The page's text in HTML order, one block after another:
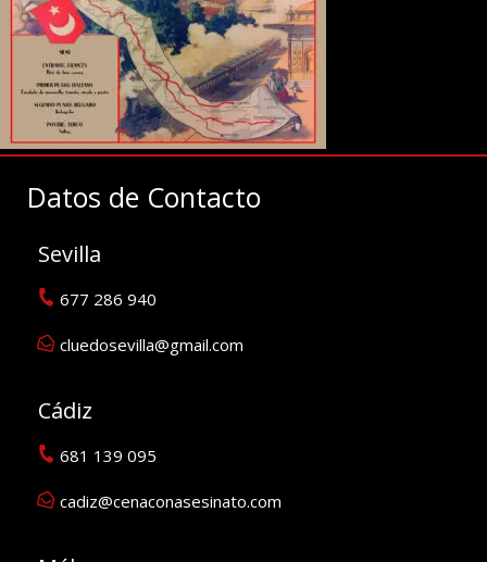
Datos de Contacto
Sevilla
677 286 940
cluedosevilla@gmail.com
Cádiz
681 139 095
cadiz@cenaconasesinato.com